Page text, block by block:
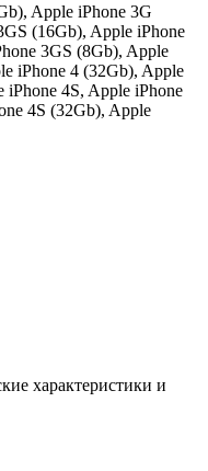
Apple iPhone 3G
(16Gb), Apple iPhone
3GS (8Gb), Apple
iPhone 4 (32Gb), Apple
iPhone 4S, Apple iPhone
4S (32Gb), Apple
характеристики и